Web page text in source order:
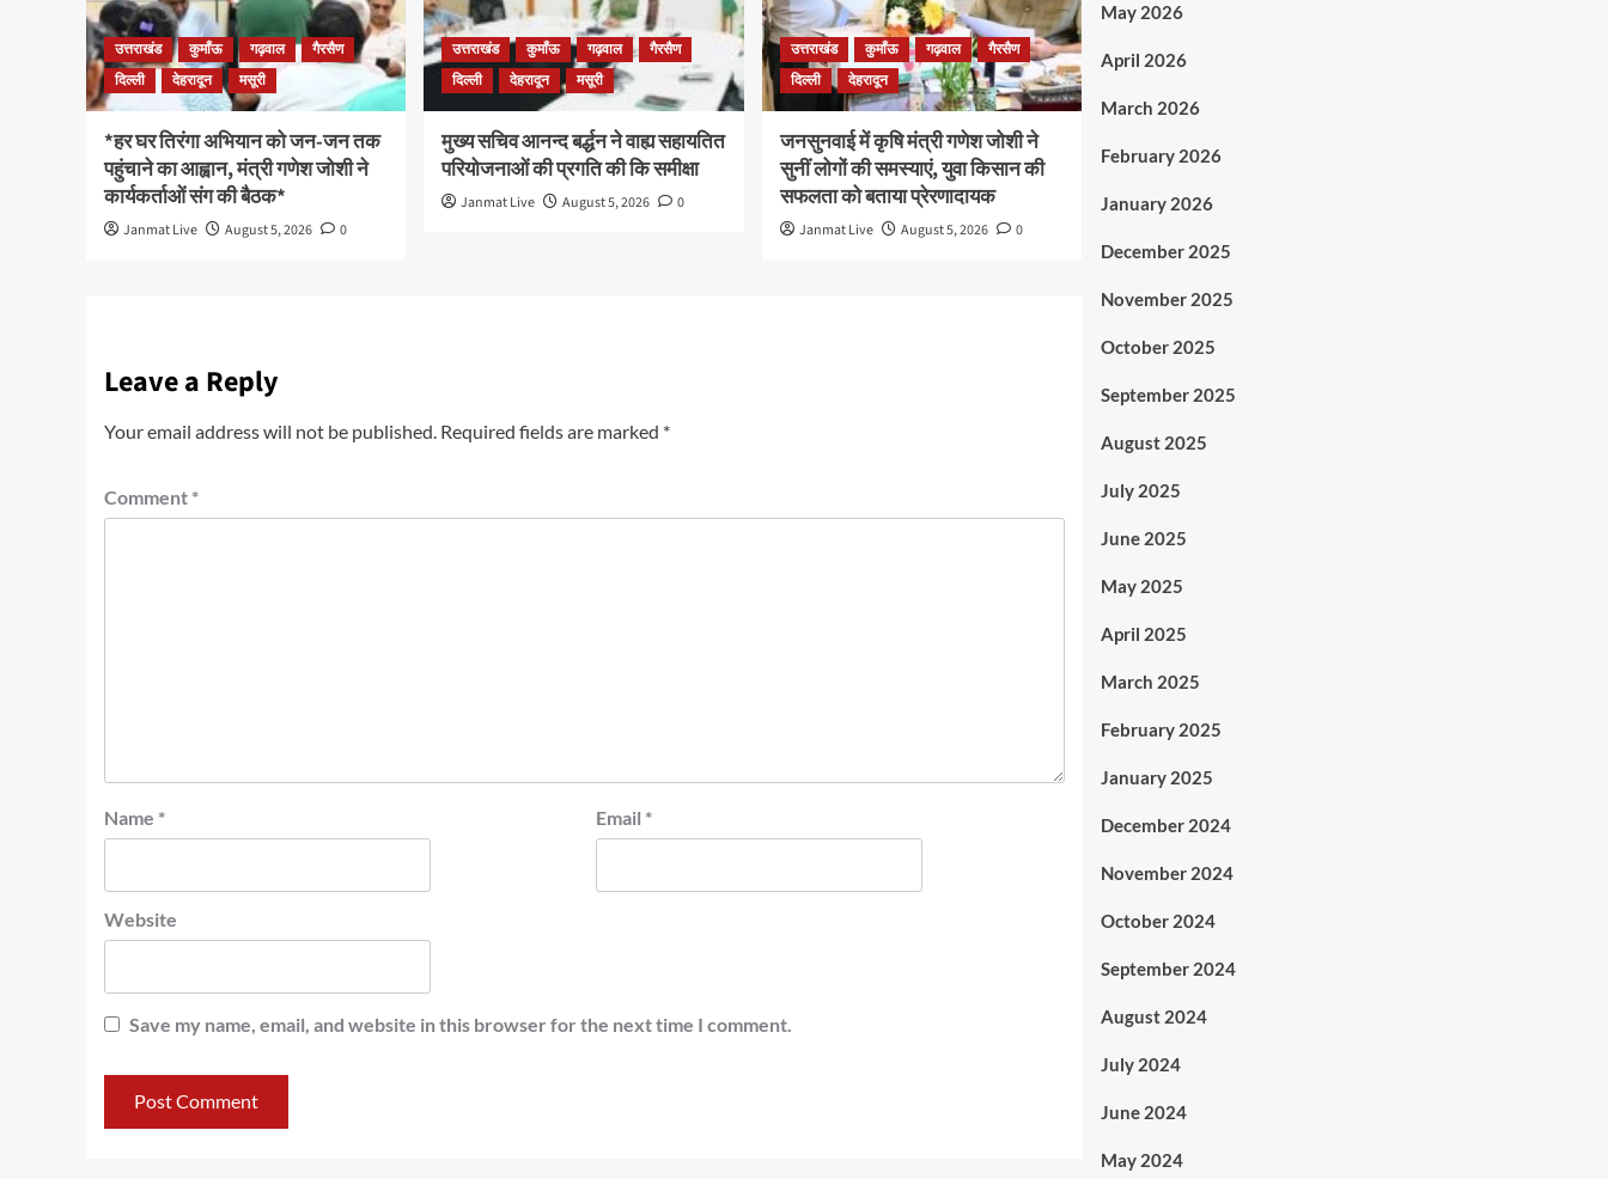
उत्तराखंड कुमाँऊ गढ़वाल
गैरसैण
दिल्ली
देहरादून मसूरी
*हर घर तिरंगा अभियान को जन-जन तक
पहुंचाने का आह्वान, मंत्री गणेश जोशी ने
कार्यकर्ताओं संग की बैठक*
Janmat Live August 5, 2026 0
उत्तराखंड कुमाँऊ गढ़वाल
गैरसैण
दिल्ली
देहरादून मसूरी
मुख्य सचिव आनन्द बर्द्धन ने वाह्य सहायतित
परियोजनाओं की प्रगति की कि समीक्षा
Janmat Live August 5, 2026 0
उत्तराखंड कुमाँऊ गढ़वाल
गैरसैण
दिल्ली
देहरादून
जनसुनवाई में कृषि मंत्री गणेश जोशी ने
सुनीं लोगों की समस्याएं, युवा किसान की
सफलता को बताया प्रेरणादायक
Janmat Live August 5, 2026 0
Leave a Reply
Your email address will not be published. Required fields are marked *
Comment *
Name * Email *
Website
Save my name, email, and website in this browser for the next time I comment.
May 2026
April 2026
March 2026
February 2026
January 2026
December 2025
November 2025
October 2025
September 2025
August 2025
July 2025
June 2025
May 2025
April 2025
March 2025
February 2025
January 2025
December 2024
November 2024
October 2024
September 2024
August 2024
July 2024
June 2024
May 2024